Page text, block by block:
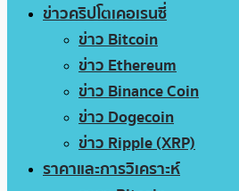
ข่าวคริปโตเคอเรนซี่
ข่าว Bitcoin
ข่าว Ethereum
ข่าว Binance Coin
ข่าว Dogecoin
ข่าว Ripple (XRP)
ราคาและการวิเคราะห์